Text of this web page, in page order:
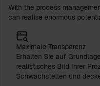
With the process
can realise enormous
Maximale Transparenz
Erhalten Sie auf
realistisches Bild Ihrer
Schwachstellen und